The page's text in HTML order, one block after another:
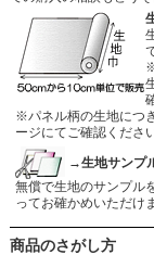
※パネル柄の生地につ
ージにてご確認ください
→生地サンプ
無償で生地のサンプル
ってお確かめいただけ
商品のさがし方